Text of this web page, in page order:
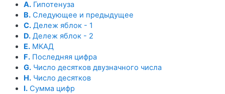
A. Гипотенуза
B. Следующее и предыдущее
C. Дележ яблок - 1
D. Дележ яблок - 2
E. МКАД
F. Последняя цифра
G. Число десятков двузначного числа
H. Число десятков
I. Сумма цифр